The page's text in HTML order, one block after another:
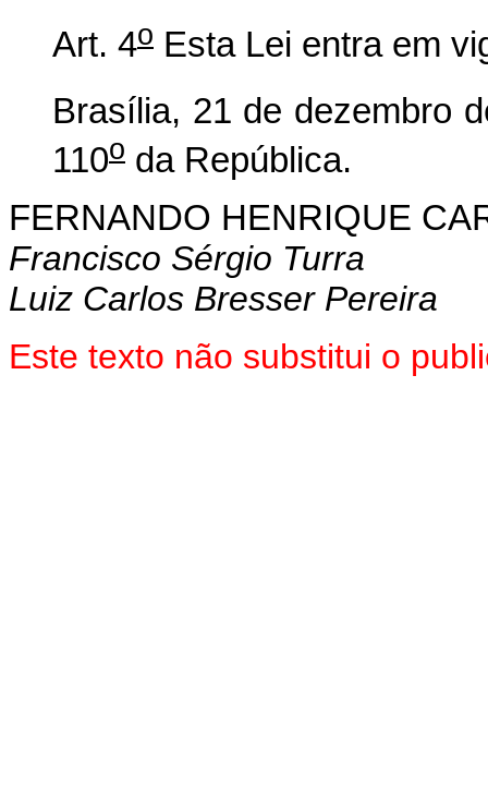
Art. 4o Esta Lei entra em
Brasília, 21 de dezembro
110o da República.
FERNANDO HENRIQUE
Francisco Sérgio Turra
Luiz Carlos Bresser Pereira
Este texto não substitui o